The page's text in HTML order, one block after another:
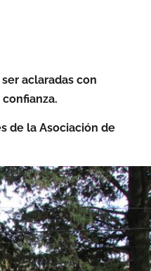
aclaradas con
de la Asociación de